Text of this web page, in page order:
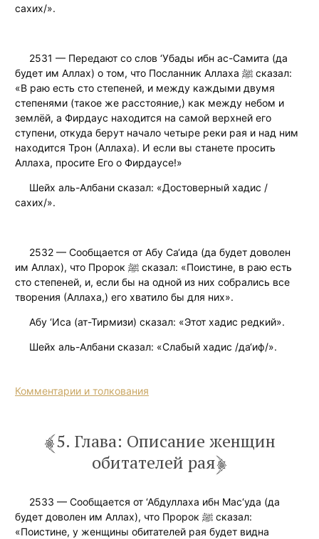
сахих/».
2531 — Передают со слов ‘Убады ибн ас-Самита (да
будет им Аллах) о том, что Посланник Аллаха ﷺ сказал:
«В раю есть сто степеней, и между каждыми двумя
степенями (такое же расстояние,) как между небом и
землёй, а Фирдаус находится на самой верхней его
ступени, откуда берут начало четыре реки рая и над ним
находится Трон (Аллаха). И если вы станете просить
Аллаха, просите Его о Фирдаусе!»
Шейх аль-Албани сказал: «Достоверный хадис /
сахих/».
2532 — Сообщается от Абу Са‘ида (да будет доволен
им Аллах), что Пророк ﷺ сказал: «Поистине, в раю есть
сто степеней, и, если бы на одной из них собрались все
творения (Аллаха,) его хватило бы для них».
Абу ‘Иса (ат-Тирмизи) сказал: «Этот хадис редкий».
Шейх аль-Албани сказал: «Слабый хадис /да‘иф/».
Комментарии и толкования
5. Глава: Описание женщин
обитателей рая
2533 — Сообщается от ‘Абдуллаха ибн Мас‘уда (да
будет доволен им Аллах), что Пророк ﷺ сказал:
«Поистине, у женщины обитателей рая будет видна